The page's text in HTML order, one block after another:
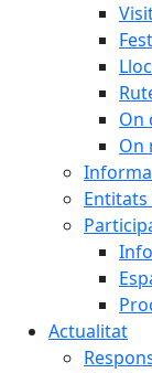
On
On
Entitats
Actualitat